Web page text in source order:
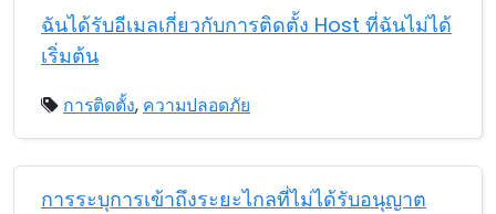
ฉันได้รับอีเมลเกี่ยวกับการติดตั้ง Host ที่ฉันไม่ได้
เริ่มต้น
การติดตั้ง, ความปลอดภัย
การระบุการเข้าถึงระยะไกลที่ไม่ได้รับอนุญาต